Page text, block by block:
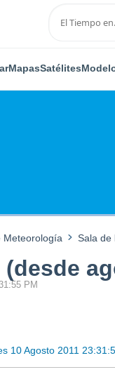
MapasSatélites
Meteorología Sala de
(desde
PM
10 Agosto 2011